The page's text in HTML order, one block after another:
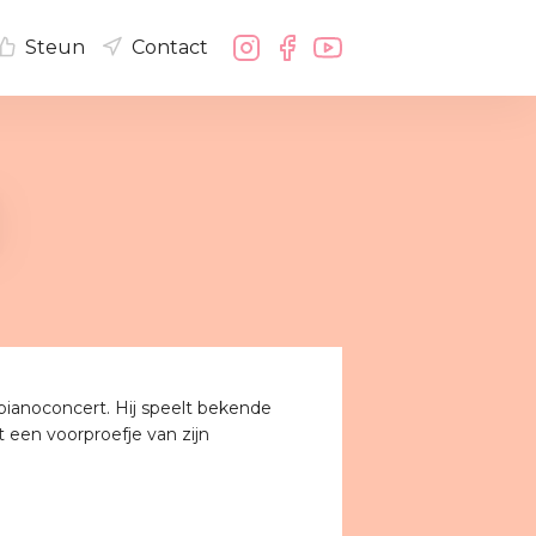
Hij speelt bekende
voorproefje van zijn
Steun Contact